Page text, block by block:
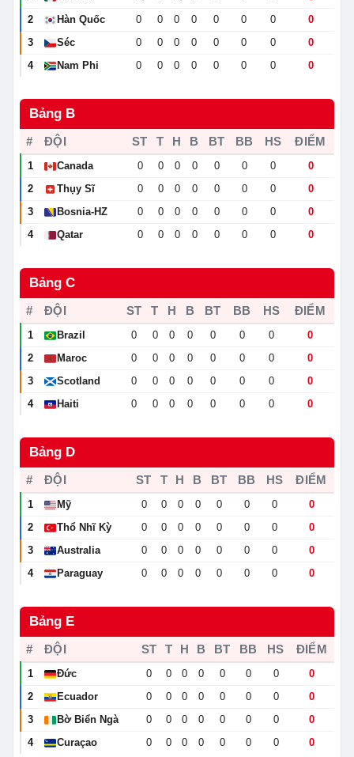
2
🇰🇷 Hàn Quốc 0 0 0 0 0 0 0
0
3
🇨🇿Séc 0 0 0 0 0 0 0
0
4
🇿🇦 Nam Phi 0 0 0 0 0 0 0 0
Bảng B
# ĐỘI ST T H B BT BB HS ĐIỂM
1 🇨🇦Canada 0 0 0 0 0 0 0
0
2
🇨🇭 Thụy Sĩ 0 0 0 0 0 0 0
0
3
🇧🇦 Bosnia-HZ 0 0 0 0 0 0 0
0
4
🇶🇦Qatar 0 0 0 0 0 0 0 0
Bảng C
# ĐỘI ST T H B BT BB HS ĐIỂM
1 🇧🇷 Brazil 0 0 0 0 0 0 0
0
2
🇲🇦 Maroc 0 0 0 0 0 0 0
0
3
🏴󠁧󠁢󠁳󠁣󠁴󠁿Scotland 0 0 0 0 0 0 0
0
4
🇭🇹 Haiti 0 0 0 0 0 0 0 0
Bảng D
# ĐỘI ST T H B BT BB HS ĐIỂM
1 🇺🇸 Mỹ 0 0 0 0 0 0 0
0
2
🇹🇷Thổ Nhĩ Kỳ 0 0 0 0 0 0 0
0
3
🇦🇺Australia 0 0 0 0 0 0 0
0
4
🇵🇾 Paraguay 0 0 0 0 0 0 0 0
Bảng E
# ĐỘI ST T H B BT BB HS ĐIỂM
1 🇩🇪Đức 0 0 0 0 0 0 0
0
2
🇪🇨 Ecuador 0 0 0 0 0 0 0
0
3
🇨🇮 Bờ Biển Ngà 0 0 0 0 0 0 0
0
4
🇨🇼Curaçao 0 0 0 0 0 0 0 0